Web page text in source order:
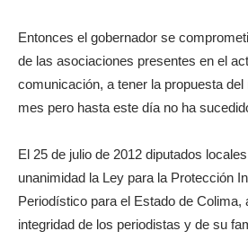
Entonces el gobernador se
de las asociaciones presentes en el
comunicación, a tener la propuesta
mes pero hasta este día no ha
El 25 de julio de 2012 diputados
unanimidad la Ley para la Protección
Periodístico para el Estado de Colima,
integridad de los periodistas y de su